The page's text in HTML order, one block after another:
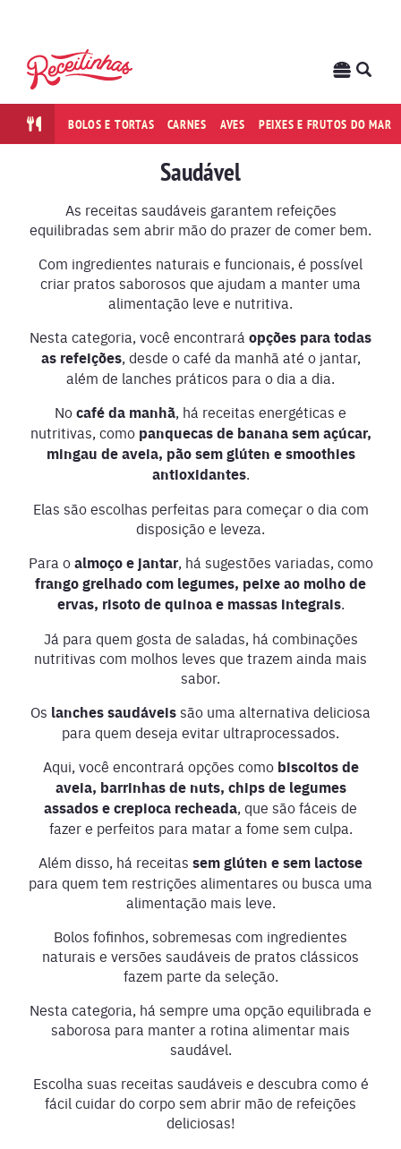
BOLOS E TORTAS CARNES AVES PEIXES E FRUTOS DO MAR
Saudável
As receitas saudáveis garantem refeições
equilibradas sem abrir mão do prazer de comer bem.
Com ingredientes naturais e funcionais, é possível
criar pratos saborosos que ajudam a manter uma
alimentação leve e nutritiva.
Nesta categoria, você encontrará opções para todas
as refeições, desde o café da manhã até o jantar,
além de lanches práticos para o dia a dia.
Nocafé da manhã, há receitas energéticas e
nutritivas, como panquecas de banana sem açúcar,
mingau de aveia, pão sem glúten e smoothies
antioxidantes.
Elas são escolhas perfeitas para começar o dia com
disposição e leveza.
Para oalmoço e jantar, há sugestões variadas, como
frango grelhado com legumes, peixe ao molho de
ervas, risoto de quinoa e massas integrais.
Já para quem gosta de saladas, há combinações
nutritivas com molhos leves que trazem ainda mais
sabor.
Os lanches saudáveissão uma alternativa deliciosa
para quem deseja evitar ultraprocessados.
Aqui, você encontrará opções como biscoitos de
aveia, barrinhas de nuts, chips de legumes
assados e crepioca recheada, que são fáceis de
fazer e perfeitos para matar a fome sem culpa.
Além disso, há receitas sem glúten e sem lactose
para quem tem restrições alimentares ou busca uma
alimentação mais leve.
Bolos fofinhos, sobremesas com ingredientes
naturais e versões saudáveis de pratos clássicos
fazem parte da seleção.
Nesta categoria, há sempre uma opção equilibrada e
saborosa para manter a rotina alimentar mais
saudável.
Escolha suas receitas saudáveis e descubra como é
fácil cuidar do corpo sem abrir mão de refeições
deliciosas!